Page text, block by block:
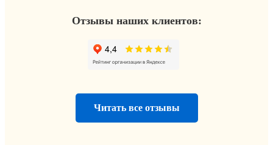
Отзывы наших клиентов:
Читать все отзывы